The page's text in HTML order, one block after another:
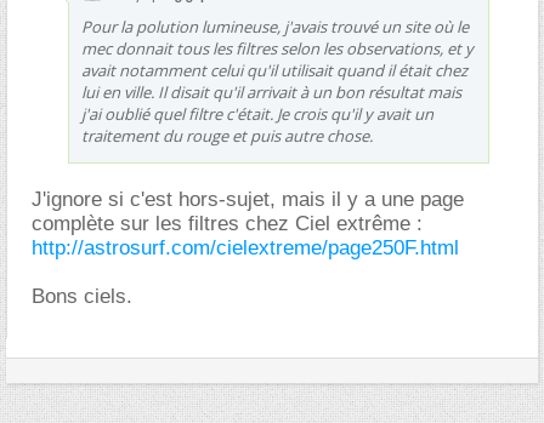
Pour la polution lumineuse, j'avais trouvé un site où le
mec donnait tous les filtres selon les observations, et y
avait notamment celui qu'il utilisait quand il était chez
lui en ville. Il disait qu'il arrivait à un bon résultat mais
j'ai oublié quel filtre c'était. Je crois qu'il y avait un
traitement du rouge et puis autre chose.
J'ignore si c'est hors-sujet, mais il y a une page
complète sur les filtres chez Ciel extrême :
http://astrosurf.com/cielextreme/page250F.html
Bons ciels.